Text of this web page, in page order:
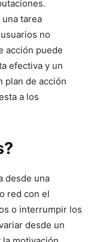
tarea
no
acción puede
efectiva y un
plan ‌de acción
‌a los
desde una
red con el
o ‍interrumpir los
desde un⁢